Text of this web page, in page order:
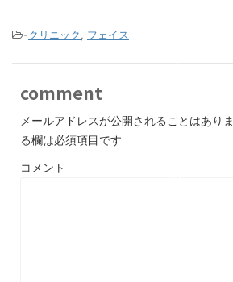
整
-クリニック, フェイス
comment
メールアドレスが公開されることはありま
る欄は必須項目です
コメント